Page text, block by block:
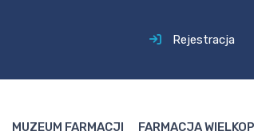
Rejestracja
MUZEUM FARMACJI FARMACJA